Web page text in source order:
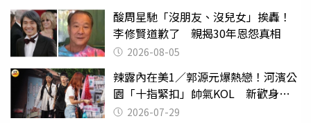
酸周星馳「沒朋友、沒兒女」挨轟！
李修賢道歉了 親揭30年恩怨真相
2026-08-05
辣露內在美1／郭源元爆熱戀！河濱公
園「十指緊扣」帥氣KOL 新歡身份
曝光2026-07-29